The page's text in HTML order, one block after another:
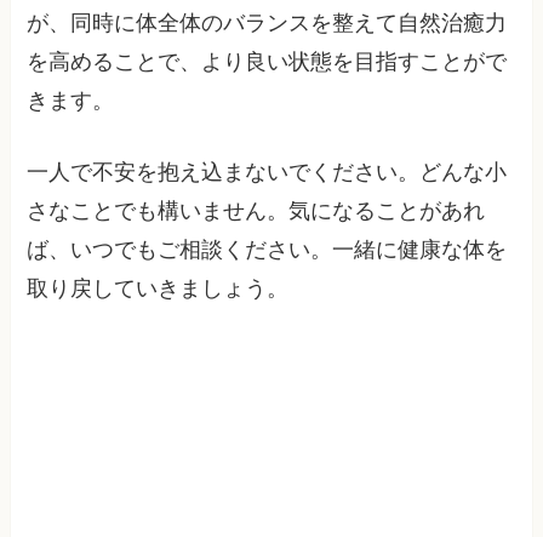
が、同時に体全体のバランスを整えて自然治癒力
を高めることで、より良い状態を目指すことがで
きます。
一人で不安を抱え込まないでください。どんな小
さなことでも構いません。気になることがあれ
ば、いつでもご相談ください。一緒に健康な体を
取り戻していきましょう。